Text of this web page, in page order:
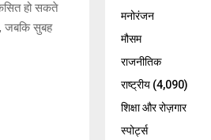
हो सकते
जबकि सुबह
मनोरंजन
मौसम
राजनीतिक
राष्ट्रीय (4,090)
शिक्षा और रोज़गार
स्पोर्ट्स